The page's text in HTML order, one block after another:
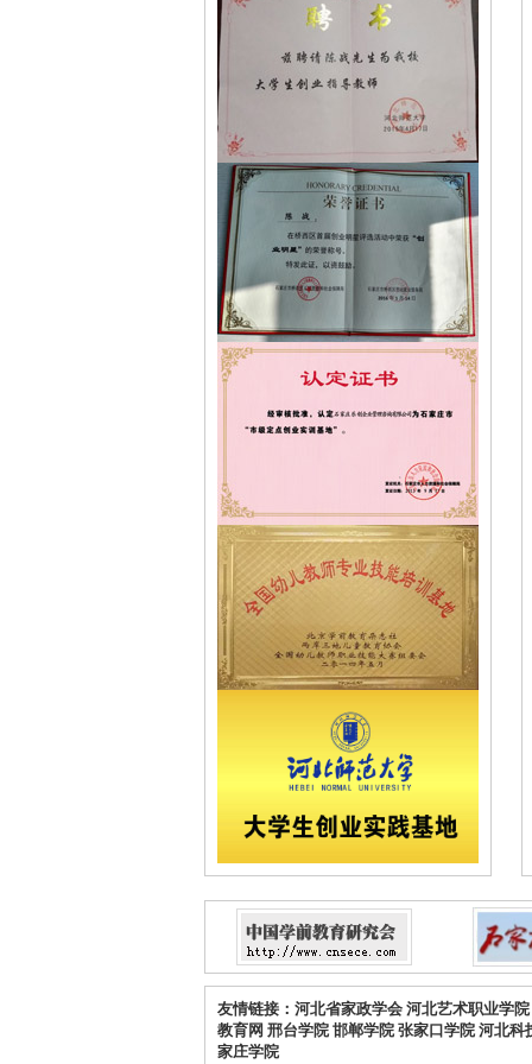
友情链接： 河北省家政学会 河北艺术职业学院
教育网 邢台学院 邯郸学院 张家口学院 河北科
家庄学院